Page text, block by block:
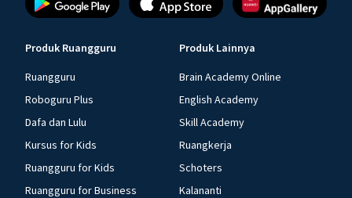
Produk Ruangguru
Ruangguru
Roboguru Plus
Dafa dan Lulu
Kursus for Kids
Ruangguru for Kids
Ruangguru for Business
Produk Lainnya
Brain Academy Online
English Academy
Skill Academy
Ruangkerja
Schoters
Kalananti